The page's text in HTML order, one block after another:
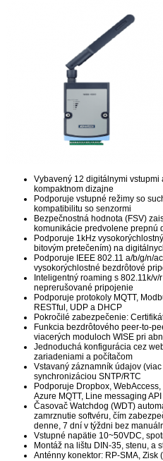
Vybavený 12 digitálnymi vstupmi
kompaktnom dizajne
Podporuje vstupné režimy so
kompatibilitu so senzormi
Bezpečnostná hodnota (FSV)
komunikácie predvolene prepnú
Podporuje 1kHz
bitovým pretečením) na
Podporuje IEEE 802.11 a/b/g/n/
vysokorýchlostné bezdrôtové
Inteligentný roaming s 802.11k/
neprerušované pripojenie
Podporuje protokoly MQTT,
RESTful, UDP a DHCP
Pokročilé zabezpečenie:
Funkcia bezdrôtového peer-to-
viacerých moduloch WISE pri
Jednoduchá konfigurácia cez
zariadeniami a počítačom
Vstavaný záznamník údajov
synchronizáciou SNTP/RTC
Podporuje Dropbox, WebAccess,
Azure MQTT, Line messaging
Časovač Watchdog (WDT)
zamrznutie softvéru, čím
denne, 7 dní v týždni bez
Vstupné napätie 10~50VDC,
Montáž na lištu DIN-35, stenu, a
Anténny konektor: RP-SMA, Zisk